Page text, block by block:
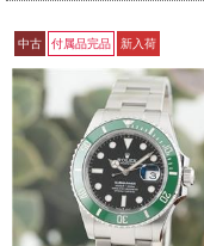
中古 付属品完品 新入荷